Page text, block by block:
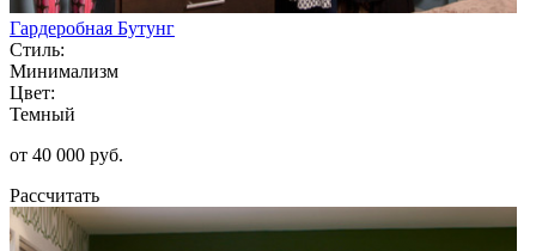
Гардеробная Бутунг
Стиль:
Минимализм
Цвет:
Темный
от 40 000 руб.
Рассчитать